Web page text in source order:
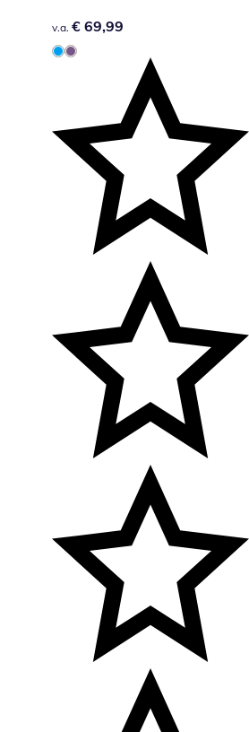
€ 69,99
v.a. € 69,99